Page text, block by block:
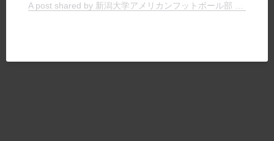
A post shared by 新潟大学アメリカンフットボール部 TIGERS (@niigata.tigers)